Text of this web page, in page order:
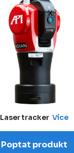
Laser tracker Více
Poptat produkt